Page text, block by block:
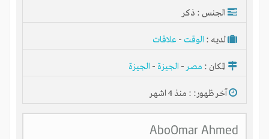
الجنس : ذكر
لديـه : الوقت - علاقات
المكان : مصر- الجيزة - الجيزة
آخر ظهور: : منذ 4 اشهر
AboOmar Ahmed